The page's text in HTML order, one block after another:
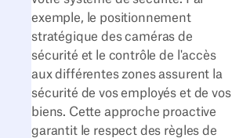
exemple, le positionnement
stratégique des caméras de
sécurité et le contrôle de l'accès
aux différentes zones assurent la
sécurité de vos employés et de vos
biens. Cette approche proactive
garantit le respect des règles de